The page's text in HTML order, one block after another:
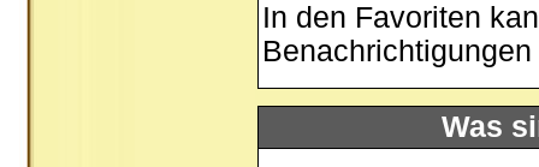
In den Favoriten
Was